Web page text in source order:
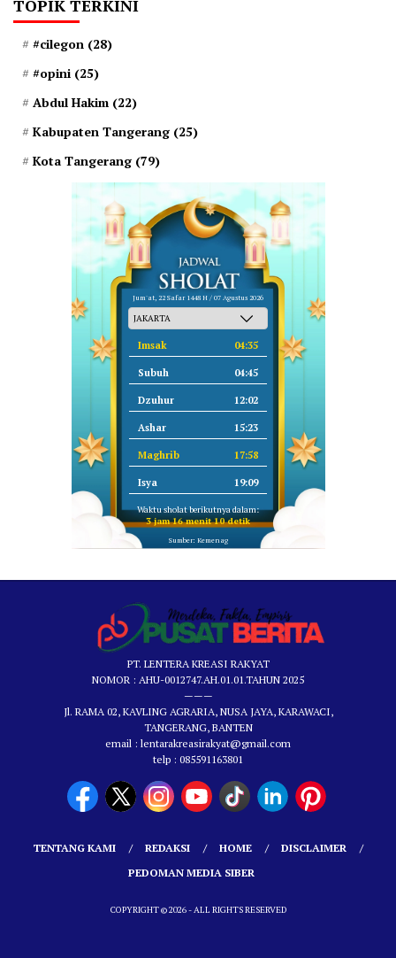
TOPIK TERKINI
#cilegon (28)
#opini (25)
Abdul Hakim (22)
Kabupaten Tangerang (25)
Kota Tangerang (79)
Jum'at, 22 Safar 1448 H / 07 Agustus 2026
Imsak 04:35
Subuh 04:45
Dzuhur 12:02
Ashar 15:23
Maghrib 17:58
Isya 19:09
Waktu sholat berikutnya dalam:
3 jam 16 menit 10 detik
Sumber: Kemenag
PT. LENTERA KREASI RAKYAT
NOMOR : AHU-0012747.AH.01.01.TAHUN 2025
———
Jl. RAMA 02, KAVLING AGRARIA, NUSA JAYA, KARAWACI,
TANGERANG, BANTEN
email : lentarakreasirakyat@gmail.com
telp : 085591163801
TENTANG KAMI REDAKSI HOME
DISCLAIMER
PEDOMAN MEDIA SIBER
COPYRIGHT © 2026 - ALL RIGHTS RESERVED